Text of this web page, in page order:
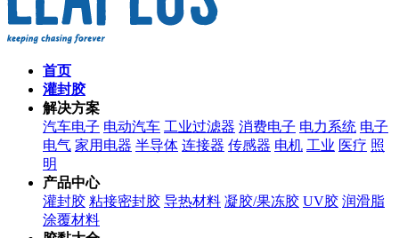
首页
灌封胶
解决方案
汽车电子 电动汽车 工业过滤器 消费电子 电力系统 电子
电气 家用电器 半导体 连接器 传感器 电机 工业 医疗 照
明
产品中心
灌封胶 粘接密封胶 导热材料 凝胶/果冻胶 UV胶 润滑脂
涂覆材料